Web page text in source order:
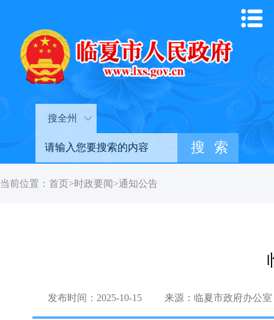
搜全州
当前位置： 首页>时政要闻 >通知公告
发布时间：2025-10-15 来源：临夏市政府办公室